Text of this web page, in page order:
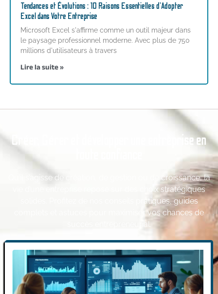
Tendances et Évolutions : 10 Raisons Essentielles d’Adopter
Excel dans Votre Entreprise
Microsoft Excel s'affirme comme un outil majeur dans
le paysage professionnel moderne. Avec plus de 750
millions d'utilisateurs à travers
Lire la suite »
Créer, Gérer et développer une entreprise en
Qu’il s’agisse de création, de gestion ou de croissance, la
vie d’une entreprise repose sur des choix stratégiques
solides. Profitez de nos conseils pratiques, guides
complets et astuces pour maximiser vos chances de
succès entrepreneurial.